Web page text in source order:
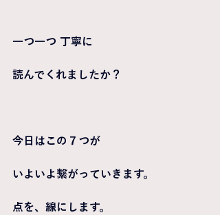
一つ一つ 丁寧に
読んでくれましたか？
今日はこの７つが
いよいよ繋がっていきます。
点を、線にします。